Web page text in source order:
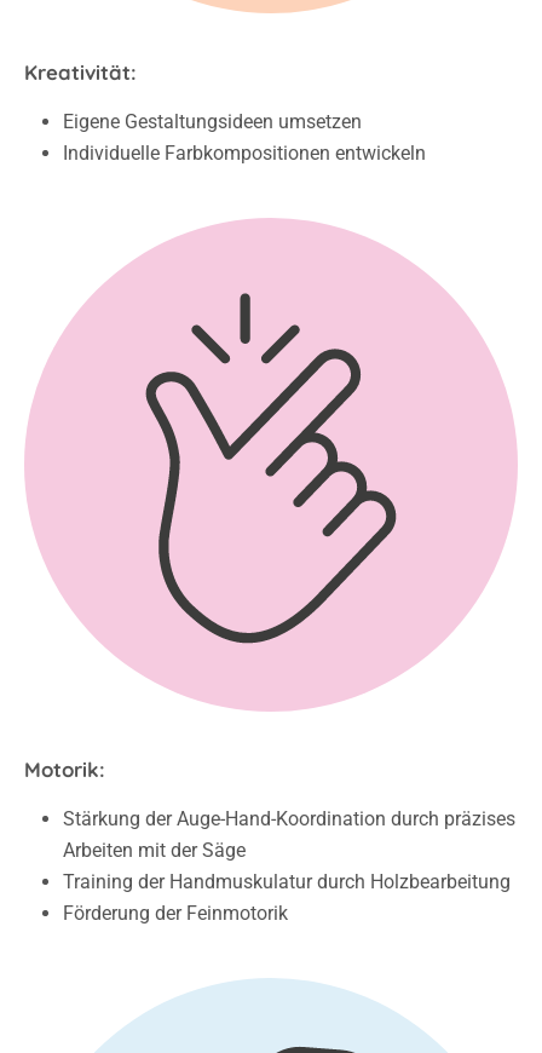
Kreativität:
Eigene Gestaltungsideen umsetzen
Individuelle Farbkompositionen entwickeln
Motorik:
Stärkung der Auge-Hand-Koordination durch präzises
Arbeiten mit der Säge
Training der Handmuskulatur durch Holzbearbeitung
Förderung der Feinmotorik